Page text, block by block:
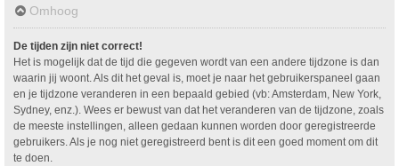
Omhoog
De tijden zijn niet correct!
Het is mogelijk dat de tijd die gegeven wordt van een andere tijdzone is dan
waarin jij woont. Als dit het geval is, moet je naar het gebruikerspaneel gaan
en je tijdzone veranderen in een bepaald gebied (vb: Amsterdam, New York,
Sydney, enz.). Wees er bewust van dat het veranderen van de tijdzone, zoals
de meeste instellingen, alleen gedaan kunnen worden door geregistreerde
gebruikers. Als je nog niet geregistreerd bent is dit een goed moment om dit
te doen.